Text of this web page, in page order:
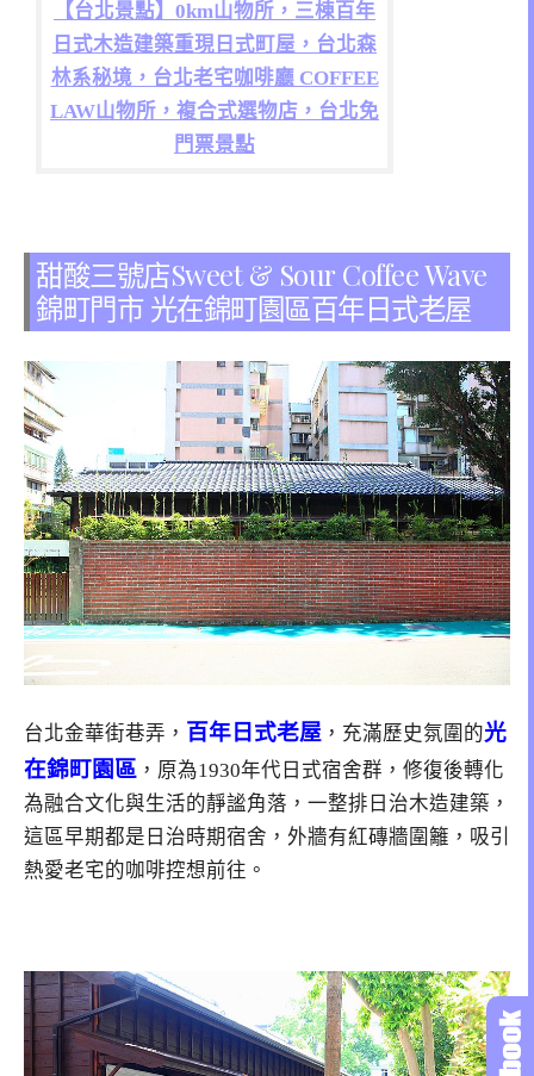
【台北景點】0km山物所，三棟百年
日式木造建築重現日式町屋，台北森
林系秘境，台北老宅咖啡廳 COFFEE
LAW山物所，複合式選物店，台北免
門票景點
甜酸三號店Sweet & Sour Coffee Wave
錦町門市 光在錦町園區百年日式老屋
台北金華街巷弄， 百年日式老屋 ，充滿歷史氛圍的光
在錦町園區 ，原為1930年代日式宿舍群，修復後轉化
為融合文化與生活的靜謐角落，一整排日治木造建築，
這區早期都是日治時期宿舍，外牆有紅磚牆圍籬，吸引
熱愛老宅的咖啡控想前往。